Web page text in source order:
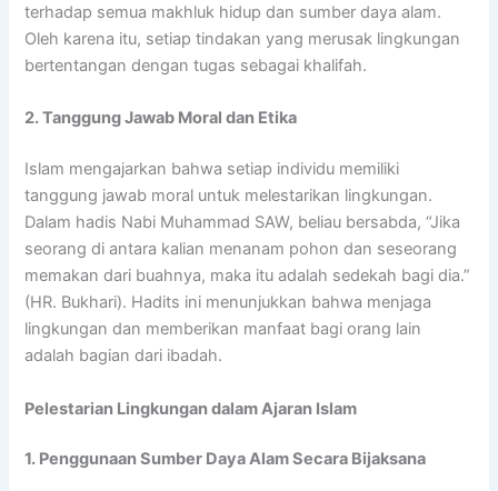
terhadap semua makhluk hidup dan sumber daya alam.
Oleh karena itu, setiap tindakan yang merusak lingkungan
bertentangan dengan tugas sebagai khalifah.
2. Tanggung Jawab Moral dan Etika
Islam mengajarkan bahwa setiap individu memiliki
tanggung jawab moral untuk melestarikan lingkungan.
Dalam hadis Nabi Muhammad SAW, beliau bersabda, “Jika
seorang di antara kalian menanam pohon dan seseorang
memakan dari buahnya, maka itu adalah sedekah bagi dia.”
(HR. Bukhari). Hadits ini menunjukkan bahwa menjaga
lingkungan dan memberikan manfaat bagi orang lain
adalah bagian dari ibadah.
Pelestarian Lingkungan dalam Ajaran Islam
1. Penggunaan Sumber Daya Alam Secara Bijaksana